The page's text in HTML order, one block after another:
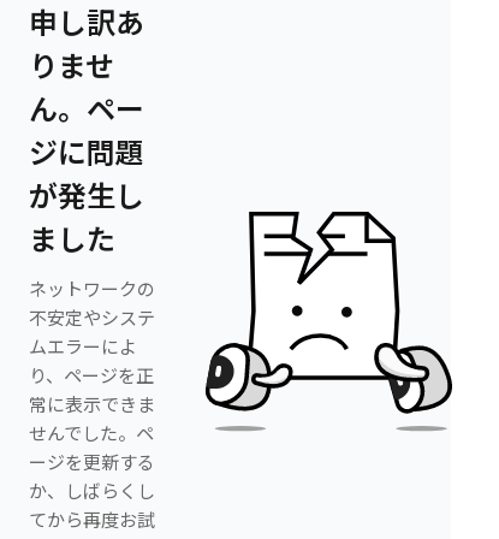
申し訳あ
りませ
ん。ペー
ジに問題
が発生し
ました
ネットワークの
不安定やシステ
ムエラーによ
り、ページを正
常に表示できま
せんでした。ペ
ージを更新する
か、しばらくし
てから再度お試